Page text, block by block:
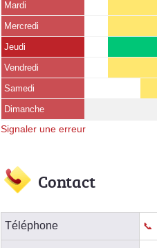
Mardi
Mercredi
Jeudi
Vendredi
Samedi
Dimanche
Signaler une erreur
Contact
Téléphone